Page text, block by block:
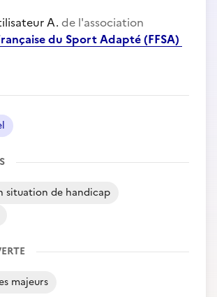
A. de l'association
du Sport Adapté (FFSA)
situation de handicap
majeurs